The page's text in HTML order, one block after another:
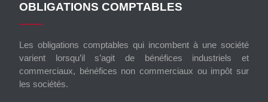
OBLIGATIONS COMPTABLES
Les obligations comptables qui incombent à une société
varient lorsqu’il s’agit de bénéfices industriels et
commerciaux, bénéfices non commerciaux ou impôt sur
les sociétés.